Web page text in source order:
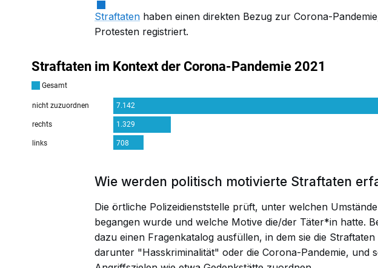
Straftaten haben einen direkten Bezug zur Corona-
Protesten registriert.
Wie werden politisch motivierte Straftaten
Die örtliche Polizeidienststelle prüft, unter welchen
begangen wurde und welche Motive die/der Täter*in hatte.
dazu einen Fragenkatalog ausfüllen, in dem sie die
darunter "Hasskriminalität" oder die Corona-Pandemie, und